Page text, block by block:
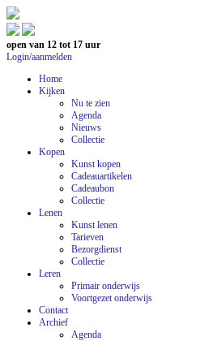
open van 12 tot 17 uur
Login/aanmelden
Home
Kijken
Nu te zien
Agenda
Nieuws
Collectie
Kopen
Kunst kopen
Cadeauartikelen
Cadeaubon
Collectie
Lenen
Kunst lenen
Tarieven
Bezorgdienst
Collectie
Leren
Primair onderwijs
Voortgezet onderwijs
Contact
Archief
Agenda